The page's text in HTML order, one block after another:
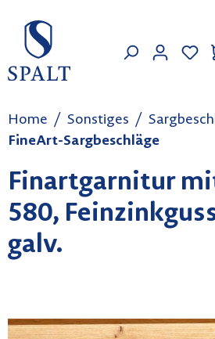
Zum Hauptinhalt springen
MEIN
Home Sonstiges
FineArt-Sargbeschläge
Finartgarnitur
580,
galv.